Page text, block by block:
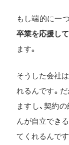
もし端的に一
卒業を応援し
ます。
そうした会社
れるんです。
ますし、契約
んが自立でき
てくれるんです